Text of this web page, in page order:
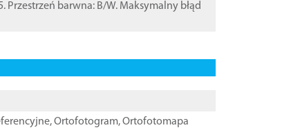
barwna: B/W. Maksymalny błąd
,Ortofotogram,Ortofotomapa